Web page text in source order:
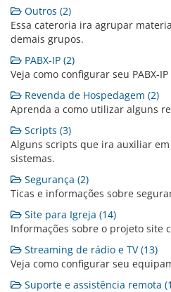
Outros (2)
Essa cateroria ira agrupar
demais grupos.
PABX-IP (2)
Veja como configurar seu PABX-IP
Revenda de Hospedagem (2)
Aprenda a como utilizar alguns
Scripts (3)
Alguns scripts que ira auxiliar
sistemas.
Segurança (2)
Ticas e informações sobre
Site para Igreja (14)
Informações sobre o projeto site
Streaming de rádio e TV (13)
Veja como configurar seu
Suporte e assistência remota